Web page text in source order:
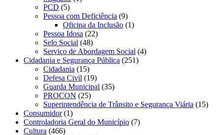
PCD (5)
Pessoa com Deficiência (9)
Oficina da Inclusão (1)
Pessoa Idosa (22)
Selo Social (48)
Serviço de Abordagem Social (4)
Cidadania e Segurança Pública (251)
Cidadania (15)
Defesa Civil (19)
Guarda Municipal (35)
PROCON (25)
Superintendência de Trânsito e Segurança Viária (15)
Consumidor(1)
Controladoria Geral do Município (7)
Cultura (466)